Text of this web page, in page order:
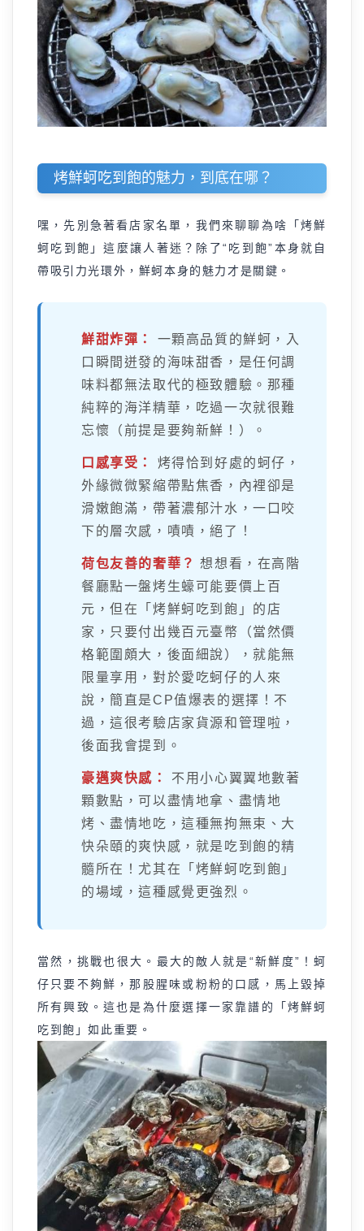
烤鮮蚵吃到飽的魅力，到底在哪？
嘿，先別急著看店家名單，我們來聊聊為啥「烤鮮
蚵吃到飽」這麼讓人著迷？除了“吃到飽”本身就自
帶吸引力光環外，鮮蚵本身的魅力才是關鍵。
鮮甜炸彈：
一顆高品質的鮮蚵，入
口瞬間迸發的海味甜香，是任何調
味料都無法取代的極致體驗。那種
純粹的海洋精華，吃過一次就很難
忘懷（前提是要夠新鮮！）。
口感享受：
烤得恰到好處的蚵仔，
外緣微微緊縮帶點焦香，內裡卻是
滑嫩飽滿，帶著濃郁汁水，一口咬
下的層次感，嘖嘖，絕了！
荷包友善的奢華？ 想想看，在高階
餐廳點一盤烤生蠔可能要價上百
元，但在「烤鮮蚵吃到飽」的店
家，只要付出幾百元臺幣（當然價
格範圍頗大，後面細說），就能無
限量享用，對於愛吃蚵仔的人來
說，簡直是CP值爆表的選擇！不
過，這很考驗店家貨源和管理啦，
後面我會提到。
豪邁爽快感：
不用小心翼翼地數著
顆數點，可以盡情地拿、盡情地
烤、盡情地吃，這種無拘無束、大
快朵頤的爽快感，就是吃到飽的精
髓所在！尤其在「烤鮮蚵吃到飽」
的場域，這種感覺更強烈。
當然，挑戰也很大。最大的敵人就是“新鮮度”！蚵
仔只要不夠鮮，那股腥味或粉粉的口感，馬上毀掉
所有興致。這也是為什麼選擇一家靠譜的「烤鮮蚵
吃到飽」如此重要。